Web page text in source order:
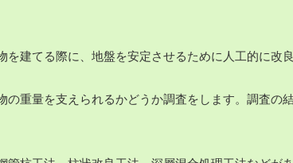
建てる際に、地盤を安定させるために人工的に改
重量を支えられるかどうか調査をします。調査の